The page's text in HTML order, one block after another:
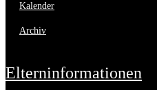
kalender
archiv
elterninformationen